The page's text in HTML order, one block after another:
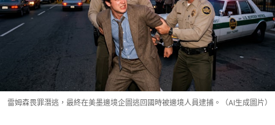
雷姆森畏罪潛逃，最終在美墨邊境企圖逃回國時被邊境人員逮捕。（AI生成圖片）